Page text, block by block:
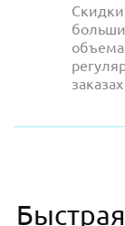
заказах